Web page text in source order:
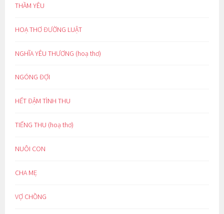
THẦM YÊU
HOẠ THƠ ĐƯỜNG LUẬT
NGHĨA YÊU THƯƠNG (hoạ thơ)
NGÓNG ĐỢI
HẾT ĐẬM TÌNH THU
TIẾNG THU (hoạ thơ)
NUÔI CON
CHA MẸ
VỢ CHỒNG